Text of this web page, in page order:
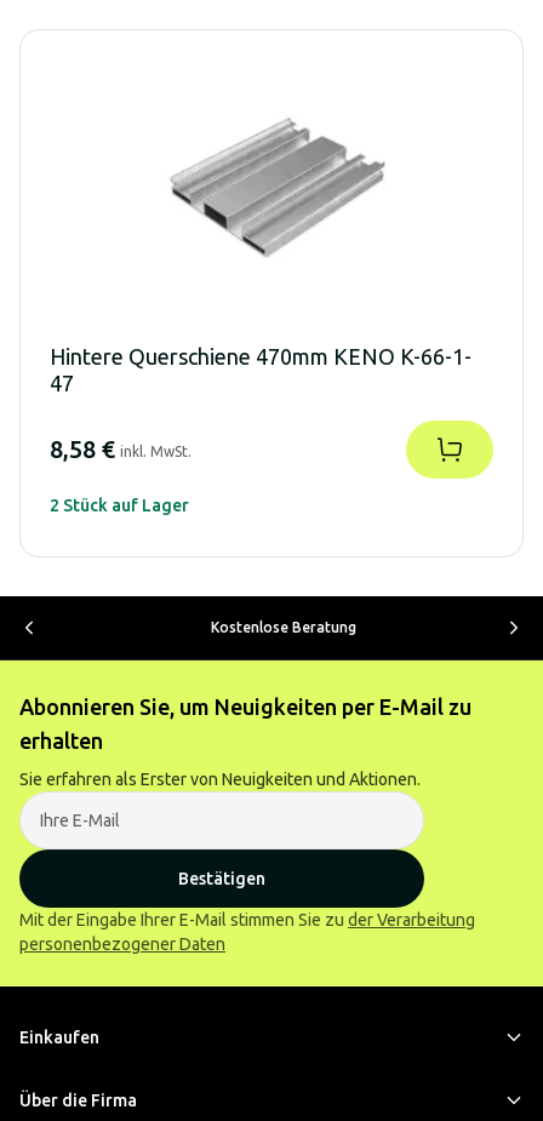
Hintere Querschiene 470mm KENO K-66-1-
47
8,58 € inkl. MwSt.
2 Stück auf Lager
Kostenlose Beratung
Abonnieren Sie, um Neuigkeiten per E-Mail zu
erhalten
Sie erfahren als Erster von Neuigkeiten und Aktionen.
Bestätigen
Mit der Eingabe Ihrer E-Mail stimmen Sie zu der Verarbeitung
personenbezogener Daten
Einkaufen
Über die Firma